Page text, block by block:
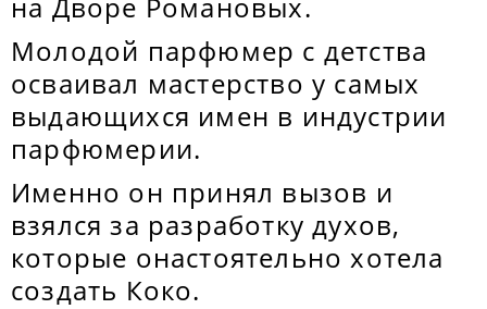
Молодой парфюмер с детства
осваивал мастерство у самых
выдающихся имен в индустрии
парфюмерии.
Именно он принял вызов и
взялся за разработку духов,
которые онастоятельно хотела
создать Коко.